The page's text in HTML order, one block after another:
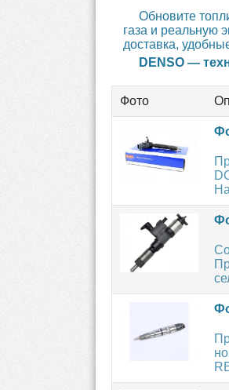
Обновите
газа и реальную
доставка,
DENSO —
Фото